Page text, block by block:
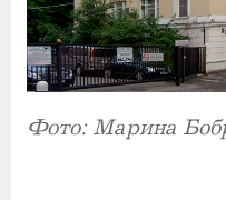
Фото: Марина